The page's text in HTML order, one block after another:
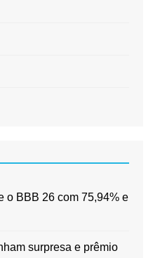
o BBB 26 com 75,94% e
surpresa e prêmio